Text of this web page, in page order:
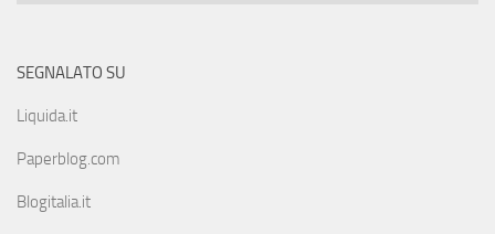
SEGNALATO SU
Liquida.it
Paperblog.com
Blogitalia.it